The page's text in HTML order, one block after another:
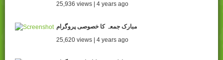
25,936 views | 4 years ago
مبارک جمعہ کا خصوصی پروگرام
25,620 views | 4 years ago